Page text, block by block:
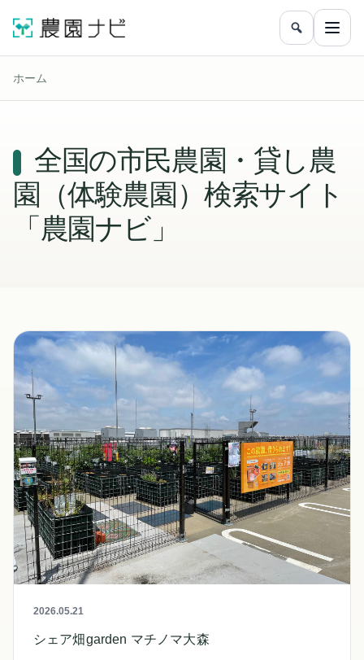
農園をフ
メニ
ホーム
全国の市民農園・貸し農
園（体験農園）検索サイト
「農園ナビ」
2026.05.21
シェア畑garden マチノマ大森